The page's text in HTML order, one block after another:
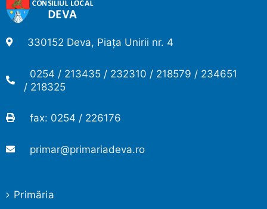
330152 Deva, Piața Unirii nr. 4
0254 / 213435 / 232310 / 218579 / 234651
/ 218325
fax: 0254 / 226176
primar@primariadeva.ro
Primăria